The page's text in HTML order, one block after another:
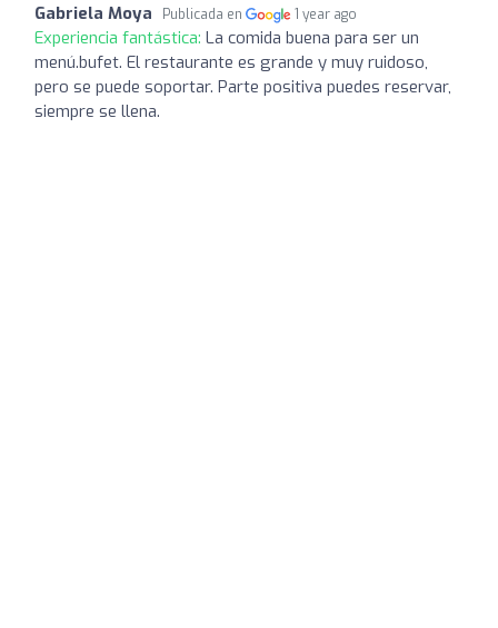
Gabriela Moya Publicada en 1 year ago
Experiencia fantástica: La comida buena para ser un
menú.bufet. El restaurante es grande y muy ruidoso,
pero se puede soportar. Parte positiva puedes reservar,
siempre se llena.